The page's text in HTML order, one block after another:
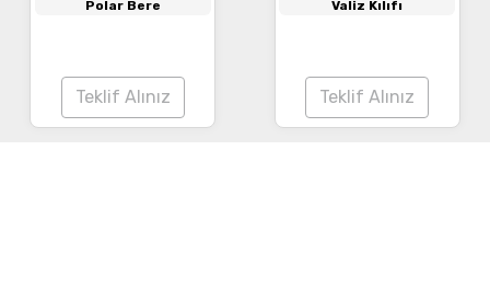
Polar Bere
Teklif Alınız
Valiz Kılıfı
Teklif Alınız